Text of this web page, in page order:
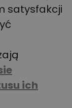
satysfakcji
ich